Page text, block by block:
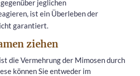
jeglichen
ist ein Überleben der
garantiert.
ziehen
die Vermehrung der Mimosen durch
können Sie entweder im